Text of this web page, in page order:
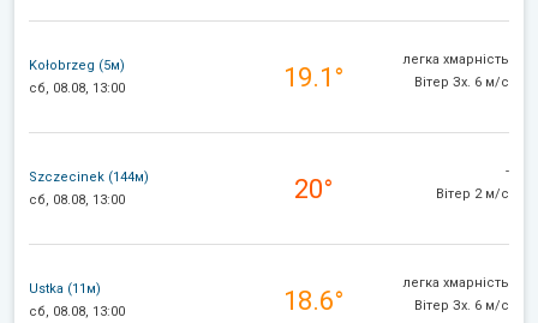
Kołobrzeg (5м)
сб, 08.08, 13:00
19.1°
легка хмарність
Вітер Зх. 6 м/с
Szczecinek (144м)
сб, 08.08, 13:00
20°
-
Вітер 2 м/с
Ustka (11м)
сб, 08.08, 13:00
18.6°
легка хмарність
Вітер Зх. 6 м/с